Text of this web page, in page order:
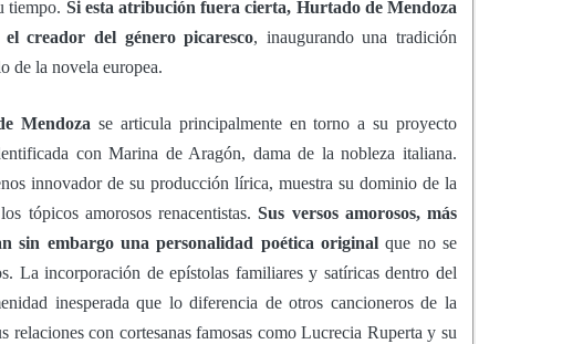
tiempo. Si esta atribución fuera cierta, Hurtado de Mendoza
creador del género picaresco, inaugurando una tradición
de la novela europea.
Mendoza se articula principalmente en torno a su proyecto
con Marina de Aragón, dama de la nobleza italiana.
innovador de su producción lírica, muestra su dominio de la
tópicos amorosos renacentistas.Sus versos amorosos, más
sin embargo una personalidad poética original que no se
La incorporación de epístolas familiares y satíricas dentro del
inesperada que lo diferencia de otros cancioneros de la
relaciones con cortesanas famosas como Lucrecia Ruperta y su